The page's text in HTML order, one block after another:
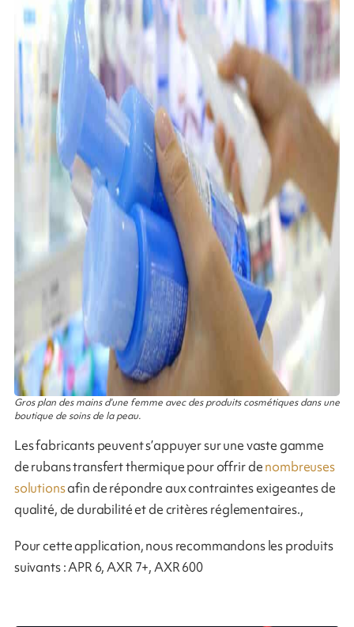
Gros plan des mains d’une femme avec des produits cosmétiques dans une
boutique de soins de la peau.
Les fabricants peuvent s’appuyer sur une vaste gamme
de rubans transfert thermique pour offrir denombreuses
solutionsafin de répondre aux contraintes exigeantes de
qualité, de durabilité et de critères réglementaires.,
Pour cette application, nous recommandons les produits
suivants : APR 6, AXR 7+, AXR 600